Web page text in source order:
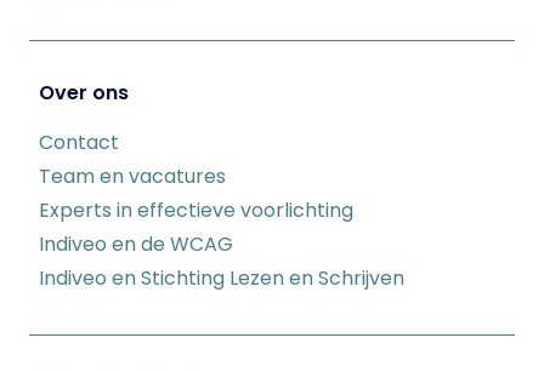
Over ons
Contact
Team en vacatures
Experts in effectieve voorlichting
Indiveo en de WCAG
Indiveo en Stichting Lezen en Schrijven